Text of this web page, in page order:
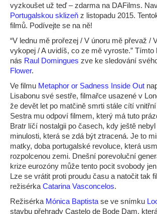
vyzkoušet už teď – zdarma na DAFilms.
Portugalskou sklizeň z listopadu 2015.
filmů. Podívejte se na ně!
“V lednu mě prořezej / V únoru mě převaž /
vykopej / A uvidíš, co ze mě vyroste.”
nás Raul Domingues zve ke sledování
Flower.
Ve filmu Metaphor or Sadness Inside Out
Lisabonu své sestře, filmařce usazené v
že devět let po matčině smrti stále cítí
Sestra mu odpoví filmem, který má tuto
Bratr líčí nostalgii po časech, kdy ještě
minulosti, která se zdá být ztracená. Je to
matky, doba portugalské revoluce, která
rozpolcenou zemi. Dnešní porevoluční
krize eurozóny může tento pocit svobody
Lze se vrátit proti proudu času a natočit tak
režisérka Catarina Vasconcelos.
Režisérka Mónica Baptista se ve snímku
stavbu přehrady Castelo de Bode Dam,